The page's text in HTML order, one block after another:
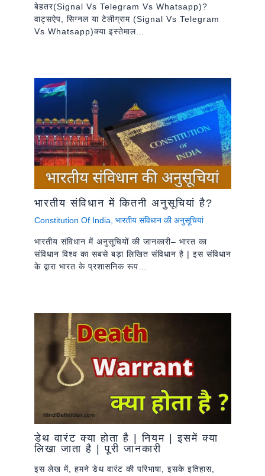
बेहतर(signal Vs Telegram Vs Whatsapp)?
वाट्सऐप, सिग्नल या टेलीग्राम (signal Vs Telegram
Vs Whatsapp)क्या इस्तेमाल…
भारतीय संविधान में कितनी अनुसूचियां है?
Constitution Of India भारतीय संविधान की अनुसूचियां
भारतीय संविधान में अनुसूचियों की जानकारी– भारत का
संविधान विश्व का सबसे बड़ा लिखित संविधान है | इस संविधान
के द्वारा भारत के प्रशासनिक रूप…
डेथ वारंट क्या होता है | नियम | इसमें क्या
लिखा जाता है | पूरी जानकारी
इस लेख में, हमने डेथ वारंट की परिभाषा, इसके इतिहास,